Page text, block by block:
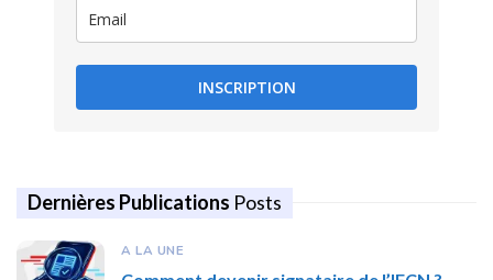
INSCRIPTION
Dernières Publications Posts
A LA UNE